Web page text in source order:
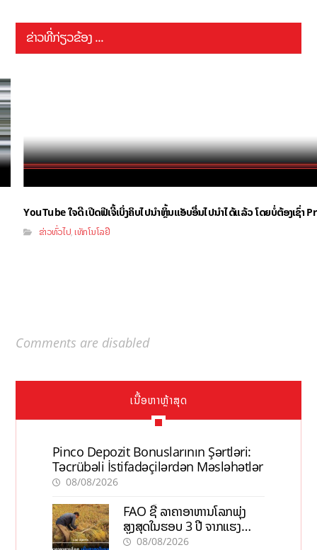
ຂ່າວທີ່ກ່ຽວຂ້ອງ ...
YouTube ໃຈດີ ເປີດຟີເຈີ້ເບິ່ງຄິບໄປນຳຫຼິ້ນແອັບອື່ນໄປນຳໄດ້ແລ້ວ ໂດຍບໍ່ຕ້ອງເຊົ່າ
ຂ່າວທົ່ວໄປ ,ເທັກໂນໂລຢີ
Comments are disabled
ເນື້ອຫາຫຼ້າສຸດ
Pinco Depozit Bonuslarının Şərtləri:
Təcrübəli İstifadəçilərdən Məsləhətlər
08/08/2026
FAO ຊີ້ ລາຄາອາຫານໂລກພຸ່ງ
ສູງສຸດໃນຮອບ 3 ປີ ຈາກແຮງ
ກົດດັນຂອງສົງຄາມ, El nino
08/08/2026